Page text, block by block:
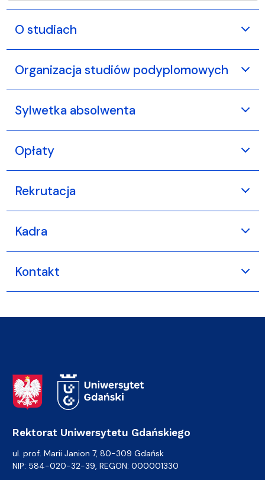
O studiach
Organizacja studiów podyplomowych
Sylwetka absolwenta
Opłaty
Rekrutacja
Kadra
Kontakt
Adres Rektoratu
Rektorat Uniwersytetu Gdańskiego
ul. prof. Marii Janion 7, 80-309 Gdańsk
NIP: 584-020-32-39, REGON: 000001330